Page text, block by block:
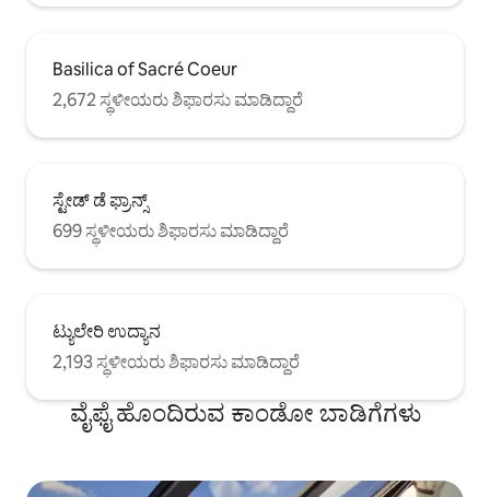
Basilica of Sacré Coeur
2,672 ಸ್ಥಳೀಯರು ಶಿಫಾರಸು ಮಾಡಿದ್ದಾರೆ
ಸ್ಟೇಡ್ ಡೆ ಫ್ರಾನ್ಸ್
699 ಸ್ಥಳೀಯರು ಶಿಫಾರಸು ಮಾಡಿದ್ದಾರೆ
ಟ್ಯುಲೇರಿ ಉದ್ಯಾನ
2,193 ಸ್ಥಳೀಯರು ಶಿಫಾರಸು ಮಾಡಿದ್ದಾರೆ
ವೈಫೈ ಹೊಂದಿರುವ ಕಾಂಡೋ ಬಾಡಿಗೆಗಳು